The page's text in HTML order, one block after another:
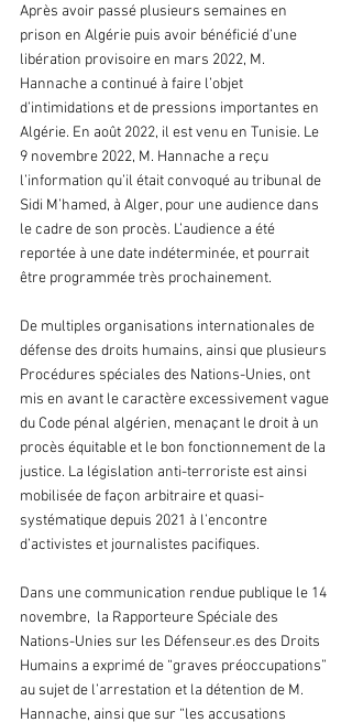
Après avoir passé plusieurs semaines en
prison en Algérie puis avoir bénéficié d’une
libération provisoire en mars 2022, M.
Hannache a continué à faire l’objet
d’intimidations et de pressions importantes en
Algérie. En août 2022, il est venu en Tunisie. Le
9 novembre 2022, M. Hannache a reçu
l’information qu’il était convoqué au tribunal de
Sidi M’hamed, à Alger, pour une audience dans
le cadre de son procès. L’audience a été
reportée à une date indéterminée, et pourrait
être programmée très prochainement.
De multiples organisations internationales de
défense des droits humains, ainsi que plusieurs
Procédures spéciales des Nations-Unies, ont
mis en avant le caractère excessivement vague
du Code pénal algérien, menaçant le droit à un
procès équitable et le bon fonctionnement de la
justice. La législation anti-terroriste est ainsi
mobilisée de façon arbitraire et quasi-
systématique depuis 2021 à l’encontre
d’activistes et journalistes pacifiques.
Dans une communication rendue publique le 14
novembre,  la Rapporteure Spéciale des
Nations-Unies sur les Défenseur.es des Droits
Humains a exprimé de “graves préoccupations”
au sujet de l’arrestation et la détention de M.
Hannache, ainsi que sur “les accusations